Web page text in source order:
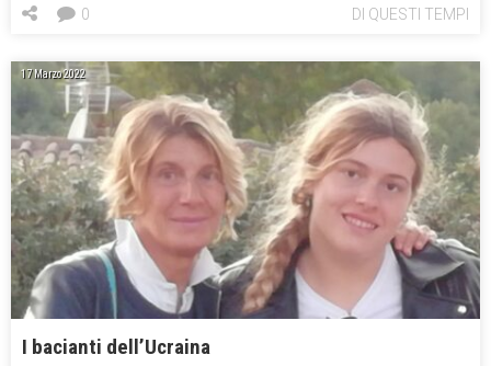
DI QUESTI TEMPI
0
17 Marzo 2022
I bacianti dell’Ucraina